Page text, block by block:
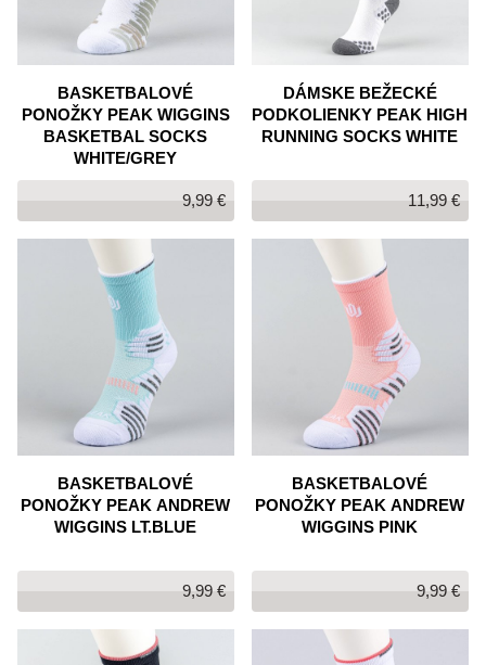
BASKETBALOVÉ
PONOŽKY PEAK WIGGINS
BASKETBAL SOCKS
WHITE/GREY
9,99 €
DÁMSKE BEŽECKÉ
PODKOLIENKY PEAK HIGH
RUNNING SOCKS WHITE
11,99 €
BASKETBALOVÉ
PONOŽKY PEAK ANDREW
WIGGINS LT.BLUE
9,99 €
BASKETBALOVÉ
PONOŽKY PEAK ANDREW
WIGGINS PINK
9,99 €